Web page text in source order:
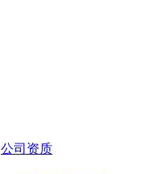
公司资质